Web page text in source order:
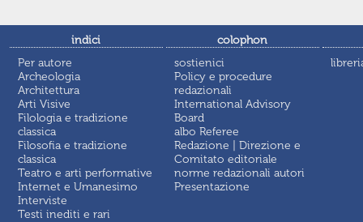
indici
Per autore
Archeologia
Architettura
Arti Visive
Filologia e tradizione
classica
Filosofia e tradizione
classica
Teatro e arti performative
Internet e Umanesimo
Interviste
Testi inediti e rari
colophon
sostienici
Policy e procedure
redazionali
International Advisory
Board
albo Referee
Redazione | Direzione e
Comitato editoriale
norme redazionali autori
Presentazione